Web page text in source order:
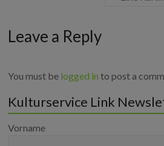
Leave a Reply
You must be logged in to post a
Kulturservice Link
Vorname